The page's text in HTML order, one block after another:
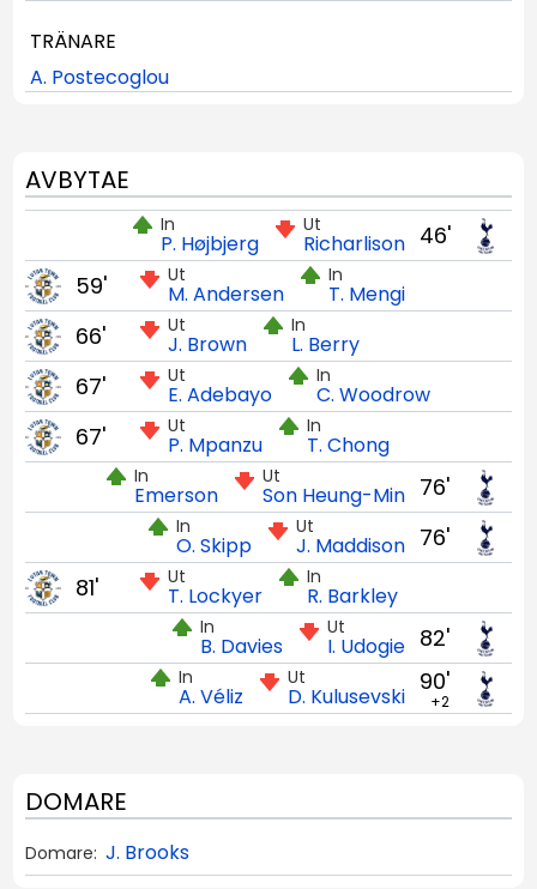
TRÄNARE
A. Postecoglou
AVBYTAE
46'
Ut
Richarlison
In
P. Højbjerg
Ut
M. Andersen
In
T. Mengi
59'
Ut
J. Brown
In
L. Berry
66'
Ut
E. Adebayo
In
C. Woodrow
67'
Ut
P. Mpanzu
In
T. Chong
67'
76'
Ut
Son Heung-Min
In
Emerson
76'
Ut
J. Maddison
In
O. Skipp
Ut
T. Lockyer
In
R. Barkley
81'
82'
Ut
I. Udogie
In
B. Davies
90'
+2
Ut
D. Kulusevski
In
A. Véliz
DOMARE
Domare: J. Brooks